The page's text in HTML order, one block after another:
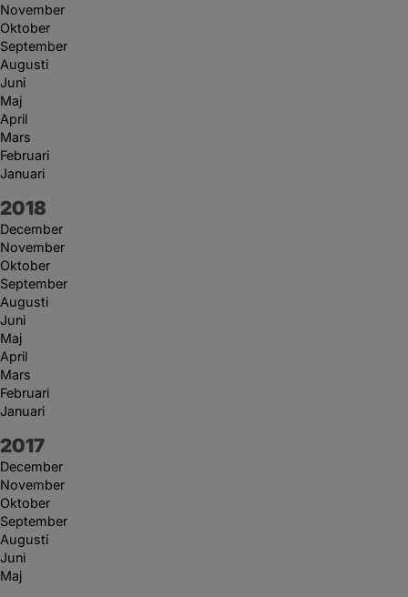
November
Oktober
September
Augusti
Juni
Maj
April
Mars
Februari
Januari
År:
2018
December
November
Oktober
September
Augusti
Juni
Maj
April
Mars
Februari
Januari
År:
2017
December
November
Oktober
September
Augusti
Juni
Maj